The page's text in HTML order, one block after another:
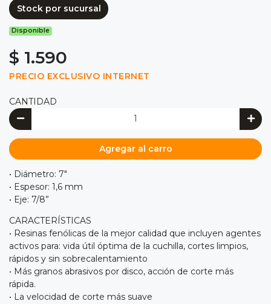
Stock por sucursal
Disponible
$ 1.590
PRECIO EXCLUSIVO INTERNET
CANTIDAD
Agregar al carro
• Diámetro: 7"
• Espesor: 1,6 mm
• Eje: 7/8”
CARACTERÍSTICAS
• Resinas fenólicas de la mejor calidad que incluyen agentes
activos para: vida útil óptima de la cuchilla, cortes limpios,
rápidos y sin sobrecalentamiento
• Más granos abrasivos por disco, acción de corte más
rápida.
• La velocidad de corte más suave